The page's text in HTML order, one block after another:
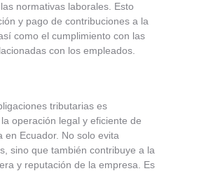
normativas laborales. Esto
y pago de contribuciones a la
como el cumplimiento con las
con los empleados.
tributarias es
operación legal y eficiente de
en Ecuador. No solo evita
sino que también contribuye a la
y reputación de la empresa. Es